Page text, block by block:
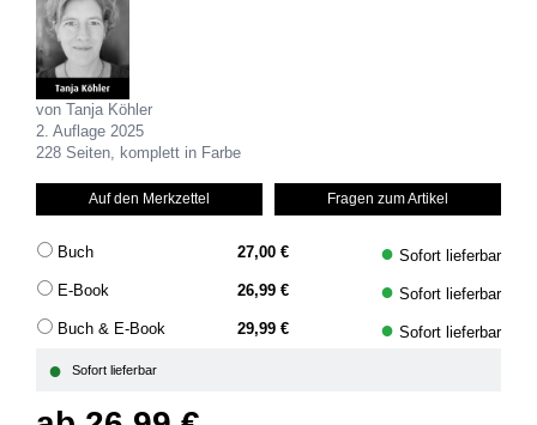
von Tanja Köhler
2. Auflage 2025
228 Seiten, komplett in Farbe
Auf den Merkzettel Fragen zum Artikel
Buch 27,00 € ● Sofort lieferbar
E-Book 26,99 € ● Sofort lieferbar
Buch & E-Book 29,99 € ● Sofort lieferbar
● Sofort lieferbar